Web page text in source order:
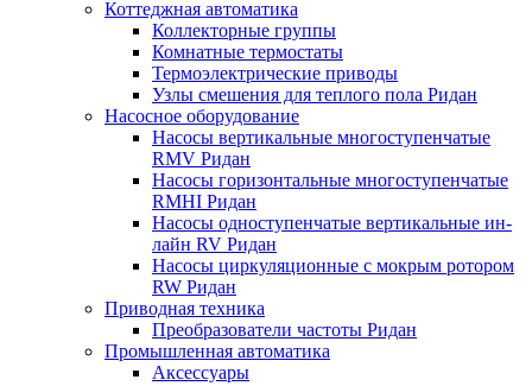
Коттеджная автоматика
Коллекторные группы
Комнатные термостаты
Термоэлектрические приводы
Узлы смешения для теплого пола Ридан
Насосное оборудование
Насосы вертикальные многоступенчатые
RMV Ридан
Насосы горизонтальные многоступенчатые
RMHI Ридан
Насосы одноступенчатые вертикальные ин-
лайн RV Ридан
Насосы циркуляционные с мокрым ротором
RW Ридан
Приводная техника
Преобразователи частоты Ридан
Промышленная автоматика
Аксессуары